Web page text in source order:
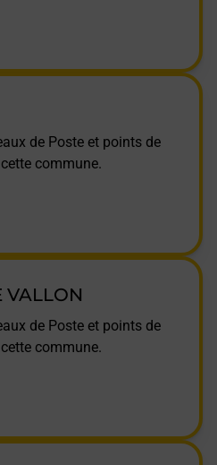
de Poste et points de
commune.
VALLON
de Poste et points de
commune.